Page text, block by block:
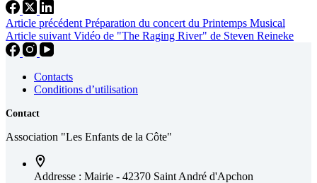
Article précédent Préparation du concert du Printemps Musical
Article suivant Vidéo de "The Raging River" de Steven Reineke
Contacts
Conditions d’utilisation
Contact
Association "Les Enfants de la Côte"
Addresse : Mairie - 42370 Saint André d'Apchon